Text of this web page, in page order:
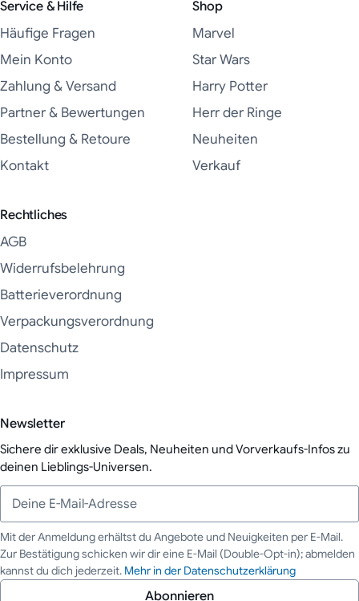
Service & Hilfe
Häufige Fragen
Mein Konto
Zahlung & Versand
Partner & Bewertungen
Bestellung & Retoure
Kontakt
Shop
Marvel
Star Wars
Harry Potter
Herr der Ringe
Neuheiten
Verkauf
Rechtliches
AGB
Widerrufsbelehrung
Batterieverordnung
Verpackungsverordnung
Datenschutz
Impressum
Newsletter
Sichere dir exklusive Deals, Neuheiten und Vorverkaufs-Infos zu
deinen Lieblings-Universen.
Deine E-Mail-Adresse
Mit der Anmeldung erhältst du Angebote und Neuigkeiten per E-Mail.
Zur Bestätigung schicken wir dir eine E-Mail (Double-Opt-in); abmelden
kannst du dich jederzeit. Mehr in der Datenschutzerklärung
Abonnieren